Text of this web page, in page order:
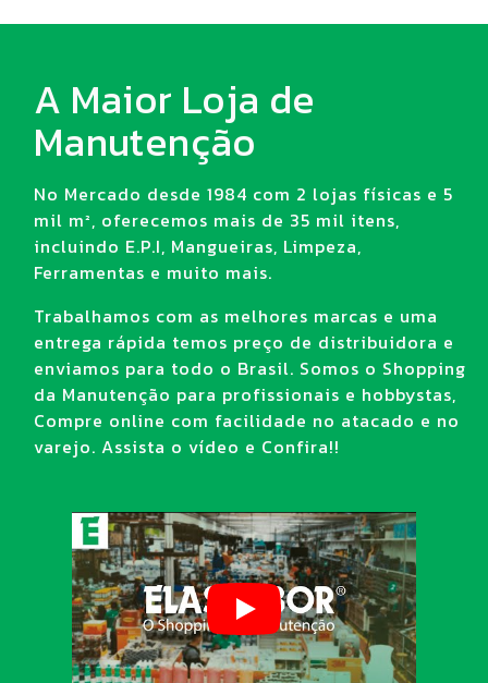
A Maior Loja de
Manutenção
No Mercado desde 1984 com 2 lojas físicas e 5
mil m², oferecemos mais de 35 mil itens,
incluindo E.P.I, Mangueiras, Limpeza,
Ferramentas e muito mais.
Trabalhamos com as melhores marcas e uma
entrega rápida temos preço de distribuidora e
enviamos para todo o Brasil. Somos o Shopping
da Manutenção para profissionais e hobbystas,
Compre online com facilidade no atacado e no
varejo. Assista o vídeo e Confira!!